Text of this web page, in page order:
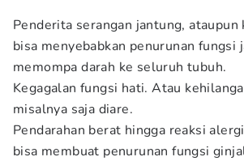
Penderita serangan jantung,
bisa menyebabkan penurunan fungsi
memompa darah ke seluruh tubuh.
Kegagalan fungsi hati. Atau
misalnya saja diare.
Pendarahan berat hingga reaksi
bisa membuat penurunan fungsi